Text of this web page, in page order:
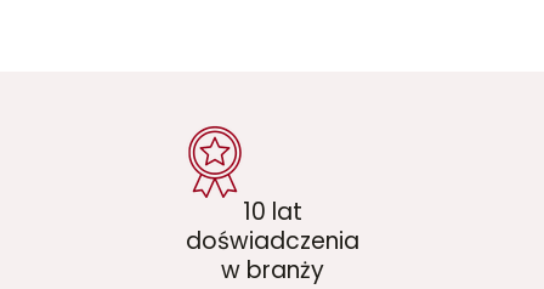
10 lat
doświadczenia
w branży